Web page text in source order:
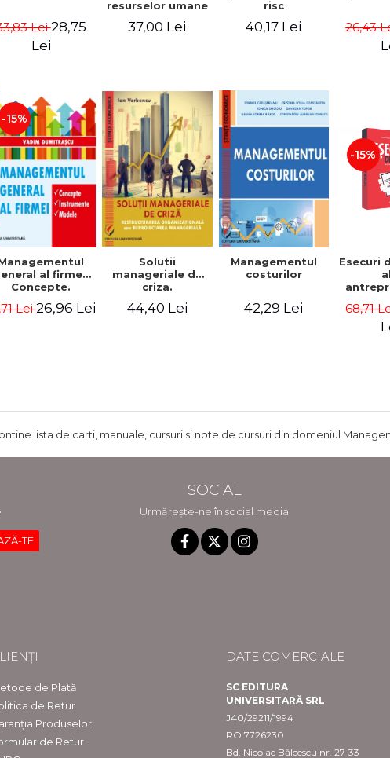
Lei28,75
Lei
resurselor umane
organizatiei
37,00 Lei
risc
40,17 Lei 26,43
-15%
al firmei.
Concepte.
Modele
Lei26,96 Lei
Solutii
manageriale de
criza.
organizationala
44,40 Lei
Managementul
costurilor
42,29 Lei
-15%
Esecuri
esec
68,71
lista de carti, manuale, cursuri si note de cursuri din domeniul
SOCIAL
Urmărește-ne în social media
de Plată
de Retur
Produselor
de Retur
DATE COMERCIALE
SC EDITURA
UNIVERSITARĂ SRL
J40/29211/1994
RO 7726230
Bd. Nicolae Bălcescu nr. 27-33